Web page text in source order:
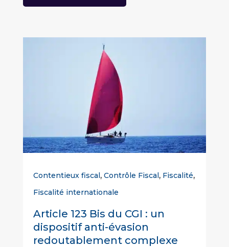
Contentieux fiscal, Contrôle Fiscal, Fiscalité,
Fiscalité internationale
Article 123 Bis du CGI : un
dispositif anti-évasion
redoutablement complexe